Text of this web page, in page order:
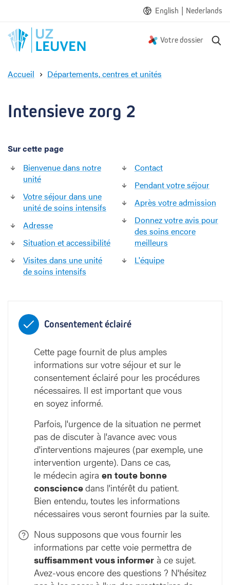
English | Nederlands
Votre dossier
Accueil Départements, centres et unités
e
o
r
g
2
Intensieve zorg 2
Sur cette page
Bienvenue dans notre
unité
Votre séjour dans une
unité de soins intensifs
Adresse
Situation et accessibilité
Visites dans une unité
de soins intensifs
Contact
Pendant votre séjour
Après votre admission
Donnez votre avis pour
des soins encore
meilleurs
L'équipe
Consentement éclairé
Cette page fournit de plus amples
informations sur votre séjour et sur le
consentement éclairé pour les procédures
nécessaires. Il est important que vous
en soyez informé.
Parfois, l'urgence de la situation ne permet
pas de discuter à l'avance avec vous
d'interventions majeures (par exemple, une
intervention urgente). Dans ce cas,
le médecin agira en toute bonne
consciencedans l'intérêt du patient.
Bien entendu, toutes les informations
nécessaires vous seront fournies par la suite.
Nous supposons que vous fournir les
informations par cette voie permettra de
suffisamment vous informer à ce sujet.
Avez-vous encore des questions ? N'hésitez